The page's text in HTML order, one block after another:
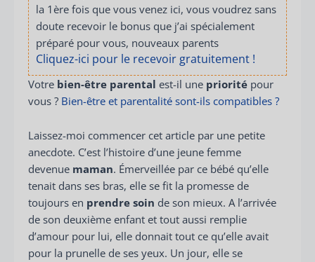
la 1ère fois que vous venez ici, vous voudrez sans
doute recevoir le bonus que j’ai spécialement
préparé pour vous, nouveaux parents
Cliquez-ici pour le recevoir gratuitement !
Votre bien-être parental est-il une priorité pour
vous ? Bien-être et parentalité sont-ils compatibles ?
Laissez-moi commencer cet article par une petite
anecdote. C’est l’histoire d’une jeune femme
devenue maman. Émerveillée par ce bébé qu’elle
tenait dans ses bras, elle se fit la promesse de
toujours en prendre soin de son mieux. A l’arrivée
de son deuxième enfant et tout aussi remplie
d’amour pour lui, elle donnait tout ce qu’elle avait
pour la prunelle de ses yeux. Un jour, elle se